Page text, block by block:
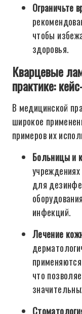
Ограничьте
чтобы
здоровья.
Кварцевые
практике:
В медицинской
широкое
примеров их
Больницы и
для
инфекций.
Лечение
что